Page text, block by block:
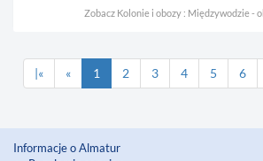
Zobacz Kolonie i obozy : Międzywodzie -
|« « 1 2 3 4 5 6
Informacje o Almatur